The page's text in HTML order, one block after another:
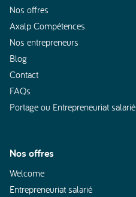
Nos offres
Axalp Compétences
Nos entrepreneurs
Blog
Contact
FAQs
Portage ou Entrepreneuriat salarié
Nos offres
Welcome
Entrepreneuriat salarié